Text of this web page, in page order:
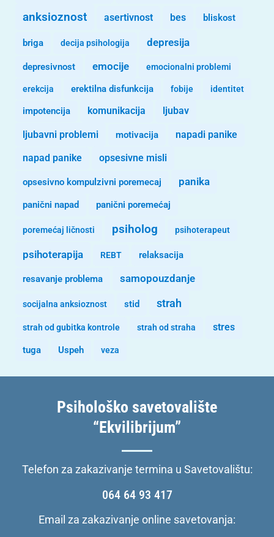
anksioznost asertivnost bes bliskost
briga decija psihologija depresija
depresivnost emocije emocionalni problemi
erekcija erektilna disfunkcija fobije identitet
impotencija komunikacija ljubav
ljubavni problemi motivacija napadi panike
napad panike opsesivne misli
opsesivno kompulzivni poremecaj panika
panični napad panični poremećaj
poremećaj ličnosti psiholog psihoterapeut
psihoterapija REBT relaksacija
resavanje problema samopouzdanje
socijalna anksioznost stid strah
strah od gubitka kontrole strah od straha stres
tuga Uspeh veza
Psihološko savetovalište
“Ekvilibrijum”
Telefon za zakazivanje termina u Savetovalištu:
064 64 93 417
Email za zakazivanje online savetovanja: